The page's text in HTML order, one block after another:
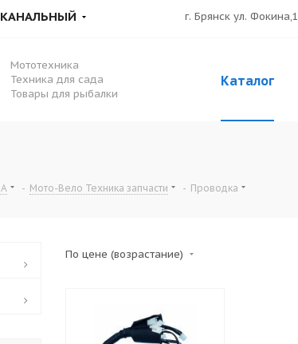
г. Брянск ул. Фокина,1
Мототехника
Техника для сада
Товары для рыбалки
Каталог
- Мото-Вело Техника запчасти - Проводка
По цене (возрастание)